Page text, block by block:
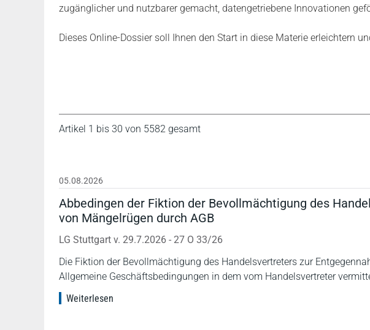
zugänglicher und nutzbarer gemacht, datengetriebene Innovationen
Dieses Online-Dossier soll Ihnen den Start in diese Materie erleichtern
Artikel 1 bis 30 von 5582 gesamt
05.08.2026
Abbedingen der Fiktion der Bevollmächtigung des
von Mängelrügen durch AGB
LG Stuttgart v. 29.7.2026 - 27 O 33/26
Die Fiktion der Bevollmächtigung des Handelsvertreters zur
Allgemeine Geschäftsbedingungen in dem vom Handelsvertreter
Weiterlesen